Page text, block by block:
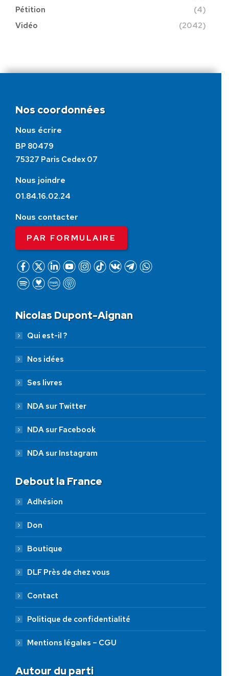
Pétition
(4)
Vidéo
(2042)
Nos coordonnées
Nous écrire
BP 80479
75327 Paris Cedex 07
Nous joindre
01.84.16.02.24
Nous contacter
PAR FORMULAIRE
Nicolas Dupont-Aignan
Qui est-il ?
Nos idées
Ses livres
NDA sur Twitter
NDA sur Facebook
NDA sur Instagram
Debout la France
Adhésion
Don
Boutique
DLF Près de chez vous
Contact
Politique de confidentialité
Mentions légales – CGU
Autour du parti